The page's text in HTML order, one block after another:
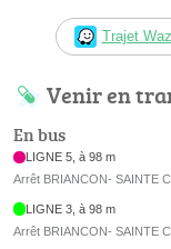
Trajet
Venir en
En bus
LIGNE 5, à 98 m
Arrêt BRIANCON- SAINTE
LIGNE 3, à 98 m
Arrêt BRIANCON- SAINTE